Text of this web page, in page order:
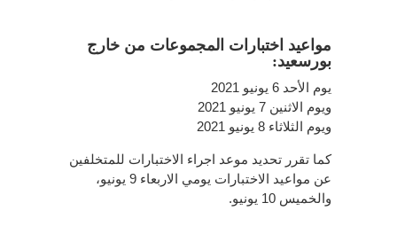
مواعيد اختبارات المجموعات من خارج
بورسعيد:
يوم الأحد 6 يونيو 2021
ويوم الاثنين 7 يونيو 2021
ويوم الثلاثاء 8 يونيو 2021
كما تقرر تحديد موعد اجراء الاختبارات للمتخلفين
عن مواعيد الاختبارات يومي الاربعاء 9 يونيو،
والخميس 10 يونيو.